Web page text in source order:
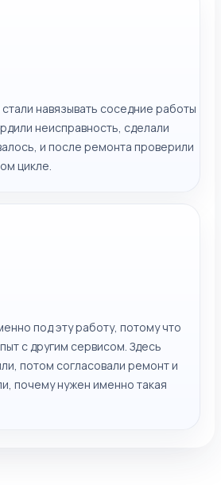
навязывать соседние работы
неисправность, сделали
и после ремонта проверили
цикле.
под эту работу, потому что
с другим сервисом. Здесь
потом согласовали ремонт и
почему нужен именно такая